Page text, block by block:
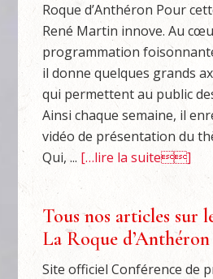
Roque d’Anthéron Pour
René Martin innove. Au
programmation
il donne quelques grands
qui permettent au public
Ainsi chaque semaine, il
vidéo de présentation du
Qui, ... […lire la suite]
Tous nos articles sur
La Roque d’Anthéron
Site officiel Conférence de